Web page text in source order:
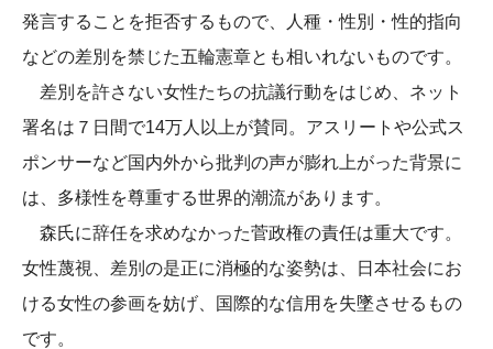
発言することを拒否するもので、人種・性別・性的指向
などの差別を禁じた五輪憲章とも相いれないものです。
差別を許さない女性たちの抗議行動をはじめ、ネット
署名は７日間で14万人以上が賛同。アスリートや公式ス
ポンサーなど国内外から批判の声が膨れ上がった背景に
は、多様性を尊重する世界的潮流があります。
森氏に辞任を求めなかった菅政権の責任は重大です。
女性蔑視、差別の是正に消極的な姿勢は、日本社会にお
ける女性の参画を妨げ、国際的な信用を失墜させるもの
です。